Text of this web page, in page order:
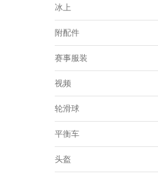
冰上
附配件
赛事服装
视频
轮滑球
平衡车
头盔